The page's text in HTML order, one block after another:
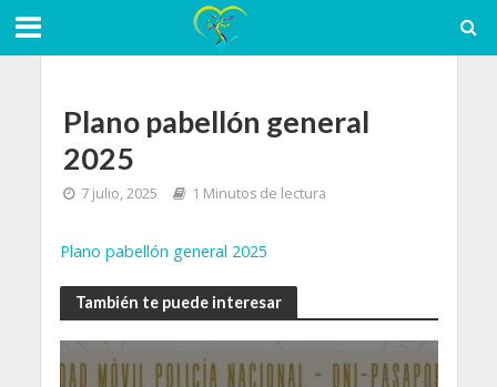
Plano pabellón general
2025
7 julio, 2025 1 Minutos de lectura
Plano pabellón general 2025
También te puede interesar